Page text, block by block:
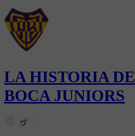
LA HISTORIA DE
BOCA JUNIORS